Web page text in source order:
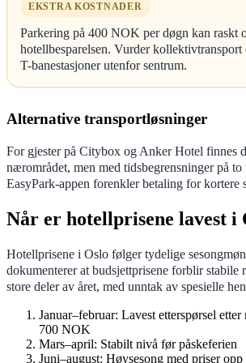
EKSTRA KOSTNADER
Parkering på 400 NOK per døgn kan raskt
hotellbesparelsen. Vurder
T-banestasjoner utenfor sentrum.
Alternative transportløsninger
For gjester på Citybox og Anker Hotel finnes
nærområdet, men med tidsbegrensninger på to
EasyPark-appen forenkler betaling for kortere
Når er hotellprisene lavest i
Hotellprisene i Oslo følger tydelige
dokumenterer at budsjettprisene forblir
store deler av året, med unntak av spesielle
Januar–februar: Lavest etterspørsel
700 NOK
Mars–april: Stabilt nivå før påskeferien
Juni–august: Høysesong med priser